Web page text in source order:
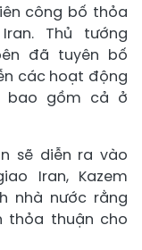
công bố thỏa
Thủ tướng
đã tuyên bố
các hoạt động
bao gồm cả ở
sẽ diễn ra vào
Iran, Kazem
nhà nước rằng
thỏa thuận cho